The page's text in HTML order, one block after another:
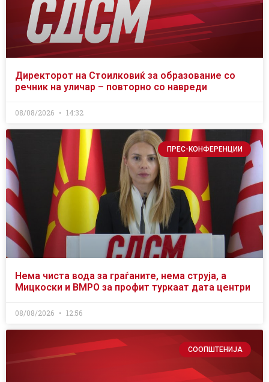
Директорот на Стоилковиќ за образование со
речник на уличар – повторно со навреди
08/08/2026 14:32
ПРЕС-КОНФЕРЕНЦИИ
Нема чиста вода за граѓаните, нема струја, а
Мицкоски и ВМРО за профит туркаат дата центри
08/08/2026 12:56
СООПШТЕНИЈА